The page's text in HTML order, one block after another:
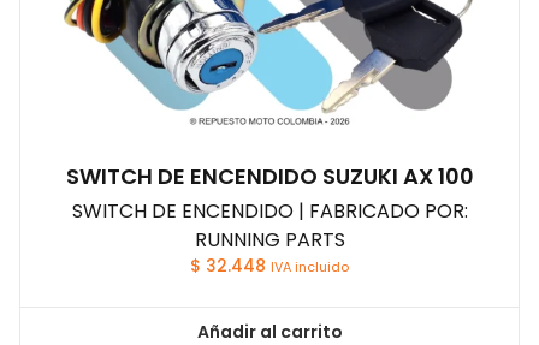
SWITCH DE ENCENDIDO SUZUKI AX 100
SWITCH DE ENCENDIDO | FABRICADO POR:
RUNNING PARTS
$ 32.448 IVA incluido
Añadir al carrito